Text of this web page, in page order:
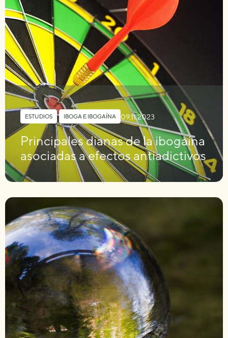
ESTUDIOS , IBOGA E IBOGAÍNA 09.11.2023
Principales dianas de la ibogaína
asociadas a efectos antiadictivos